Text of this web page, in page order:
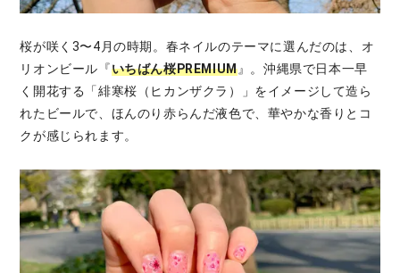
桜が咲く3〜4月の時期。春ネイルのテーマに選んだのは、オ
リオンビール『いちばん桜PREMIUM』。沖縄県で日本一早
く開花する「緋寒桜（ヒカンザクラ）」をイメージして造ら
れたビールで、ほんのり赤らんだ液色で、華やかな香りとコ
クが感じられます。